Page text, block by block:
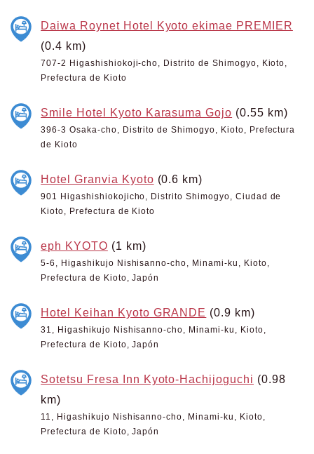
Daiwa Roynet Hotel Kyoto ekimae PREMIER
(0.4 km)
707-2 Higashishiokoji-cho, Distrito de Shimogyo, Kioto,
Prefectura de Kioto
Smile Hotel Kyoto Karasuma Gojo (0.55 km)
396-3 Osaka-cho, Distrito de Shimogyo, Kioto, Prefectura
de Kioto
Hotel Granvia Kyoto (0.6 km)
901 Higashishiokojicho, Distrito Shimogyo, Ciudad de
Kioto, Prefectura de Kioto
eph KYOTO (1 km)
5-6, Higashikujo Nishisanno-cho, Minami-ku, Kioto,
Prefectura de Kioto, Japón
Hotel Keihan Kyoto GRANDE (0.9 km)
31, Higashikujo Nishisanno-cho, Minami-ku, Kioto,
Prefectura de Kioto, Japón
Sotetsu Fresa Inn Kyoto-Hachijoguchi (0.98
km)
11, Higashikujo Nishisanno-cho, Minami-ku, Kioto,
Prefectura de Kioto, Japón